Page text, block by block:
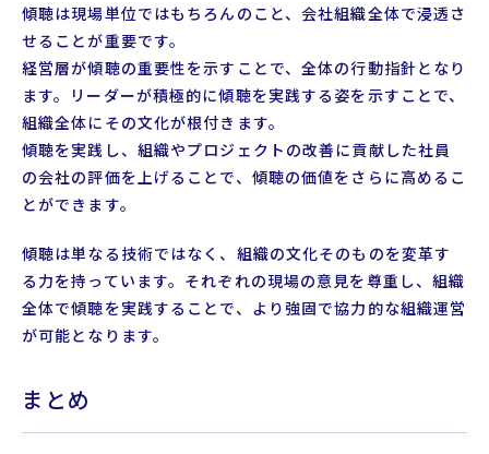
傾聴は現場単位ではもちろんのこと、会社組織全体で浸透さ
せることが重要です。
経営層が傾聴の重要性を示すことで、全体の行動指針となり
ます。リーダーが積極的に傾聴を実践する姿を示すことで、
組織全体にその文化が根付きます。
傾聴を実践し、組織やプロジェクトの改善に貢献した社員
の会社の評価を上げることで、傾聴の価値をさらに高めるこ
とができます。
傾聴は単なる技術ではなく、組織の文化そのものを変革す
る力を持っています。それぞれの現場の意見を尊重し、組織
全体で傾聴を実践することで、より強固で協力的な組織運営
が可能となります。
まとめ